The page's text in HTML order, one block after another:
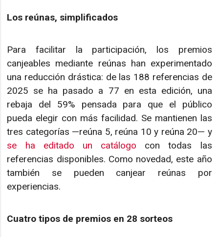
Los reúnas, simplificados
Para facilitar la participación, los premios
canjeables mediante reúnas han experimentado
una reducción drástica: de las 188 referencias de
2025 se ha pasado a 77 en esta edición, una
rebaja del 59% pensada para que el público
pueda elegir con más facilidad. Se mantienen las
tres categorías —reúna 5, reúna 10 y reúna 20— y
se ha editado un catálogo con todas las
referencias disponibles. Como novedad, este año
también se pueden canjear reúnas por
experiencias.
Cuatro tipos de premios en 28 sorteos